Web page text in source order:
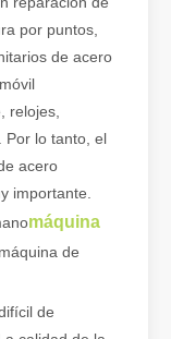
clave en la
por puntos,
de acero
relojes,
Por lo tanto, el
acero
importante.
máquina
de
de